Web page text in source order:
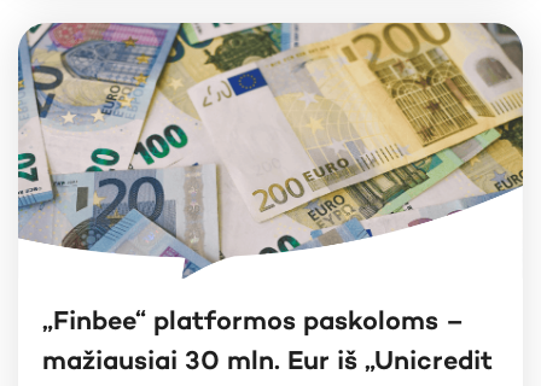
„Finbee“ platformos paskoloms –
mažiausiai 30 mln. Eur iš „Unicredit